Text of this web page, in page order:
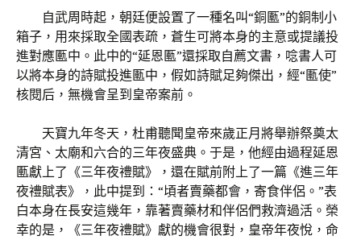
自武周時起，朝廷便設置了一種名叫“銅匭”的銅制小
箱子，用來採取全國表疏，蒼生可將本身的主意或提議投
進對應匭中。此中的“延恩匭”還採取自薦文書，唸書人可
以將本身的詩賦投進匭中，假如詩賦足夠傑出，經“匭使”
核閱后，無機會呈到皇帝案前。
天寶九年冬天，杜甫聽聞皇帝來歲正月將舉辦祭奠太
清宮、太廟和六合的三年夜盛典。于是，他經由過程延恩
匭獻上了《三年夜禮賦》，還在賦前附上了一篇《進三年
夜禮賦表》，此中提到：“頃者賣藥都會，寄食伴侶。”表
白本身在長安這幾年，靠著賣藥材和伴侶們救濟過活。榮
幸的是，《三年夜禮賦》獻的機會很對，皇帝年夜悅，命